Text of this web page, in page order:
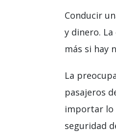
Conducir
y dinero.
más si hay
La
pasajeros
importar lo
seguridad